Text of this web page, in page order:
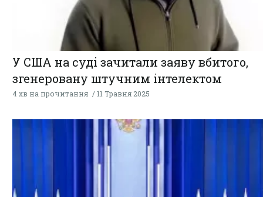
У США на суді зачитали заяву вбитого,
згенеровану штучним інтелектом
4 хв на прочитання 11 Травня 2025